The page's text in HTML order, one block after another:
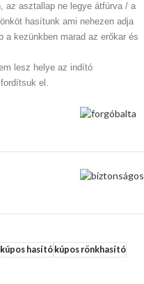
az asztallap ne legye átfúrva / a
hasítunk ami nehezen adja
a kezünkben marad az erőkar és
lesz helye az indító
el.
kúpos hasítókúpos rönkhasító